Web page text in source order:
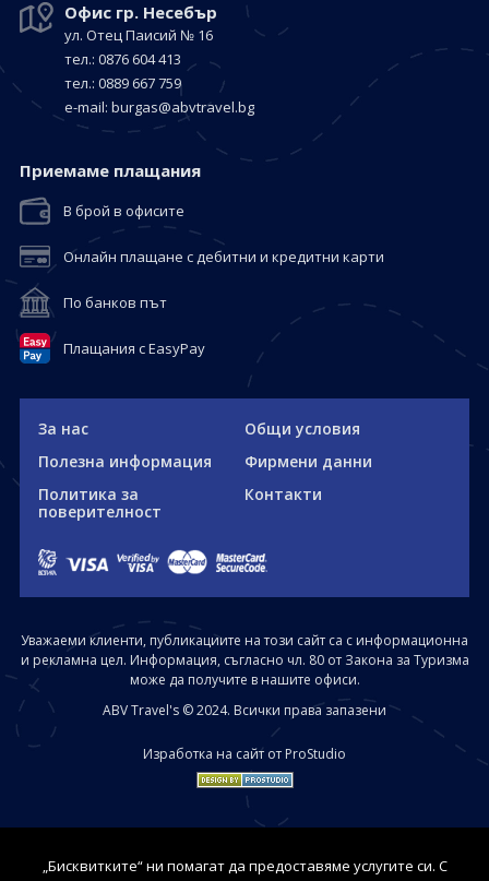
Офис гр. Несебър
ул. Отец Паисий № 16
тел.: 0876 604 413
тел.: 0889 667 759
е-mail: burgas@abvtravel.bg
Приемaме плащания
В брой в офисите
Онлайн плащане с дебитни и кредитни карти
По банков път
Плащания с EasyPay
За нас
Общи условия
Полезна информация
Фирмени данни
Политика за
поверителност
Контакти
Уважаеми клиенти, публикациите на този сайт са с информационна
и рекламна цел. Информация, съгласно чл. 80 от Закона за Туризма
може да получите в нашите офиси.
ABV Travel's © 2024. Всички права запазени
Изработка на сайт от ProStudio
„Бисквитките“ ни помагат да предоставяме услугите си. С